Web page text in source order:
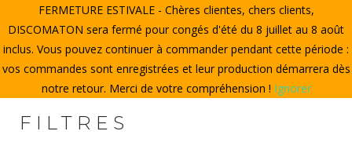
ACCUEIL
CRÉER UN VINYLE
LE STORE
LE DISCOMATON
FILTRES
FERMETURE ESTIVALE - Chères clientes, chers clients,
DISCOMATON sera fermé pour congés d'été du 8 juillet au 8 août
inclus. Vous pouvez continuer à commander pendant cette période :
vos commandes sont enregistrées et leur production démarrera dès
notre retour. Merci de votre compréhension ! Ignorer